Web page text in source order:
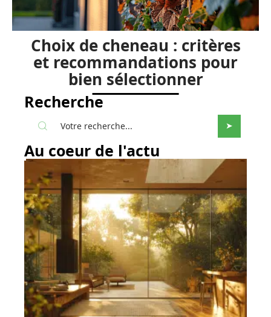
Choix de cheneau : critères
et recommandations pour
bien sélectionner
Recherche
Au coeur de l'actu